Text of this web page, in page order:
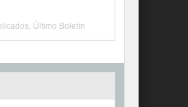
, Último Boletín